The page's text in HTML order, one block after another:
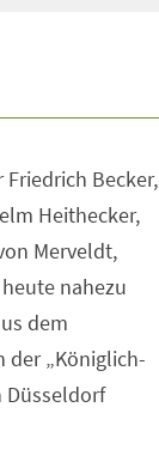
Friedrich Becker,
Heithecker,
Merveldt,
nahezu
dem
der „Königlich-
Düsseldorf